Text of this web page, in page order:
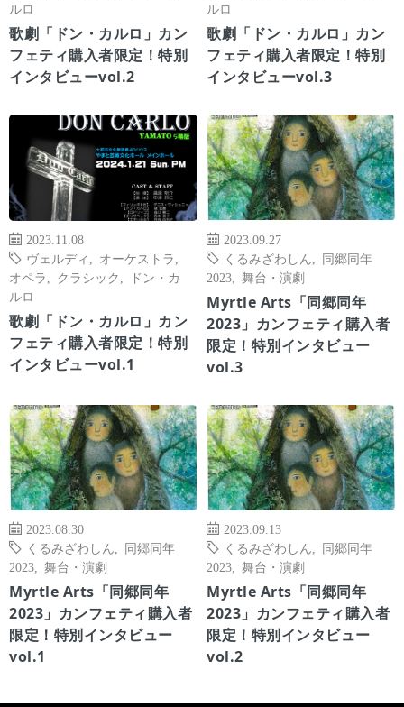
ルロ
歌劇「ドン・カルロ」カン
フェティ購入者限定！特別
インタビューvol.2
ルロ
歌劇「ドン・カルロ」カン
フェティ購入者限定！特別
インタビューvol.3
2023.11.08
ヴェルディ
オーケストラ
オペラ
クラシック
ドン・カ
ルロ
歌劇「ドン・カルロ」カン
フェティ購入者限定！特別
インタビューvol.1
2023.09.27
くるみざわしん
同郷同年
2023
舞台・演劇
Myrtle Arts「同郷同年
2023」カンフェティ購入者
限定！特別インタビュー
vol.3
2023.08.30
くるみざわしん
同郷同年
2023
舞台・演劇
Myrtle Arts「同郷同年
2023」カンフェティ購入者
限定！特別インタビュー
vol.1
2023.09.13
くるみざわしん
同郷同年
2023
舞台・演劇
Myrtle Arts「同郷同年
2023」カンフェティ購入者
限定！特別インタビュー
vol.2